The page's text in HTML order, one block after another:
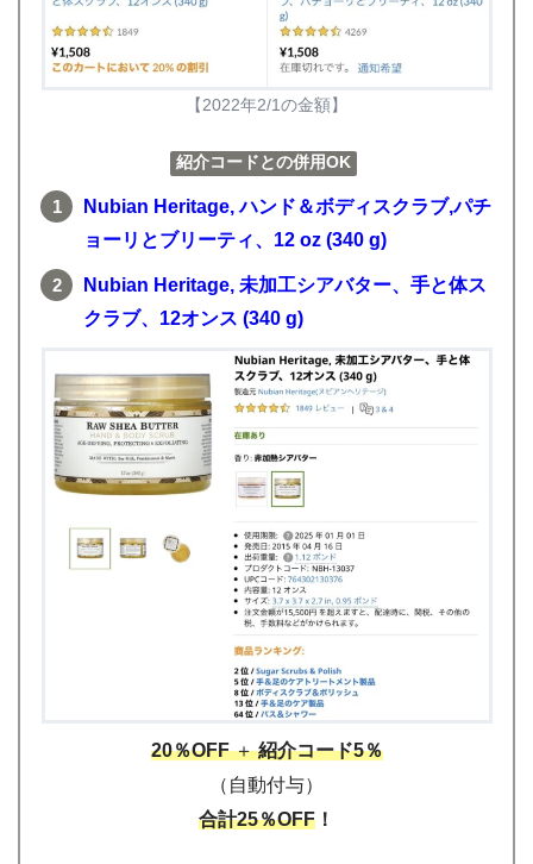
【2022年2/1の金額】
紹介コードとの併用OK
Nubian Heritage, ハンド＆ボディスクラブ,パチ
ョーリとブリーティ、12 oz (340 g)
Nubian Heritage, 未加工シアバター、手と体ス
クラブ、12オンス (340 g)
20％OFF＋紹介コード5％
（自動付与）
合計25％OFF ！